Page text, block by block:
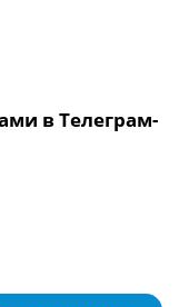
в Телеграм-